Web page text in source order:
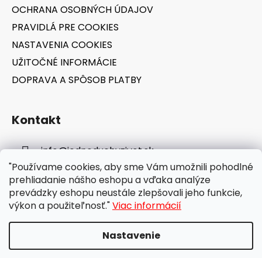
"Používame cookies, aby sme Vám umožnili pohodlné
prehliadanie nášho eshopu a vďaka analýze
prevádzky eshopu neustále zlepšovali jeho funkcie,
výkon a použiteľnosť."Viac informácií
Nastavenie
OCHRANA OSOBNÝCH ÚDAJOV
PRAVIDLÁ PRE COOKIES
NASTAVENIA COOKIES
UŽITOČNÉ INFORMÁCIE
DOPRAVA A SPÔSOB PLATBY
Kontakt
info@jednoduchyzivot.sk
E-shop: 0948 647 767